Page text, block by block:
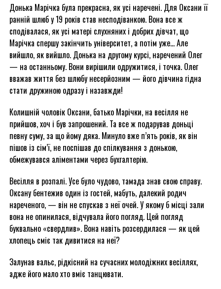
Донька Марічка була прекрасна, як усі наречені. Для Оксани її
ранній шлюб у 19 років став несподіванкою. Вона все ж
сподівалася, як усі матері слухняних і добрих дівчат, що
Марічка спершу закінчить університет, а потім уже… Але
вийшло, як вийшло. Донька на другому курсі, наречений Олег
— на останньому. Вони вирішили одружитися, і точка. Олег
вважав життя без шлюбу несерйозним — його дівчина гідна
стати дружиною одразу і назавжди!
Колишній чоловік Оксани, батько Марічки, на весілля не
прийшов, хоч і був запрошений. Та все ж подарував доньці
певну суму, за що йому дяка. Минуло вже п’ять років, як він
пішов із сім’ї, не поспішав до спілкування з донькою,
обмежувався аліментами через бухгалтерію.
Весілля в розпалі. Усе було чудово, тамада знав свою справу.
Оксану бентежив один із гостей, мабуть, далекий родич
нареченого, — він не спускав з неї очей. У якому б місці зали
вона не опинилася, відчувала його погляд. Цей погляд
буквально «свердлив». Вона навіть розсердилася — як цей
хлопець сміє так дивитися на неї?
Залунав вальс, рідкісний на сучасних молодіжних весіллях,
адже його мало хто вміє танцювати.